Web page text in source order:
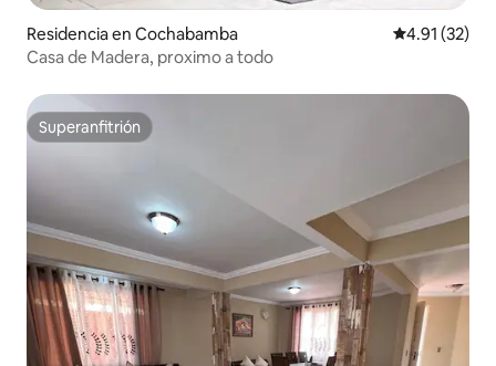
Residencia en Cochabamba Calificación
4.91 (32)
Casa de Madera, proximo a todo
Superanfitrión
Superanfitrión